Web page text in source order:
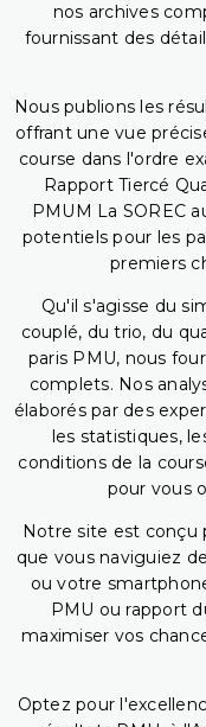
nos archives
fournissant des
Nous publions les
offrant une vue
course dans l'ordre
Rapport Tiercé
PMUM La SOREC
potentiels pour les
premiers
Qu'il s'agisse du
couplé, du trio, du
paris PMU, nous
complets. Nos
élaborés par des
les statistiques,
conditions de la
pour vous
Notre site est conçu
que vous naviguiez
ou votre
PMU ou rapport
maximiser vos
Optez pour